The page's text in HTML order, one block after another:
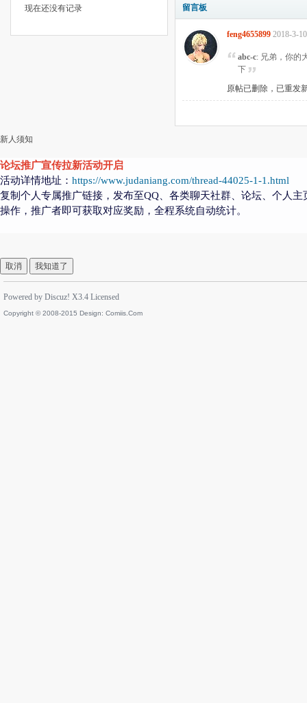
现在还没有记录 留言板
feng4655899 2018-3-
abc-c: 兄弟，你的
下
原帖已删除，已重发
新人须知
论坛推广宣传拉新活动开启
活动详情地址： https://www.judaniang.com/thread-44025-1-1.html
复制个人专属推广链接，发布至QQ、各类聊天社群、论坛、个人
操作，推广者即可获取对应奖励，全程系统自动统计。
取消 我知道了
Powered by Discuz! X3.4 Licensed
Copyright © 2008-2015 Design: Comiis.Com